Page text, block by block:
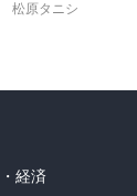
松原タニシ
経済